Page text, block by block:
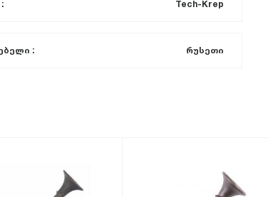
Tech-Krep
: რუსეთი